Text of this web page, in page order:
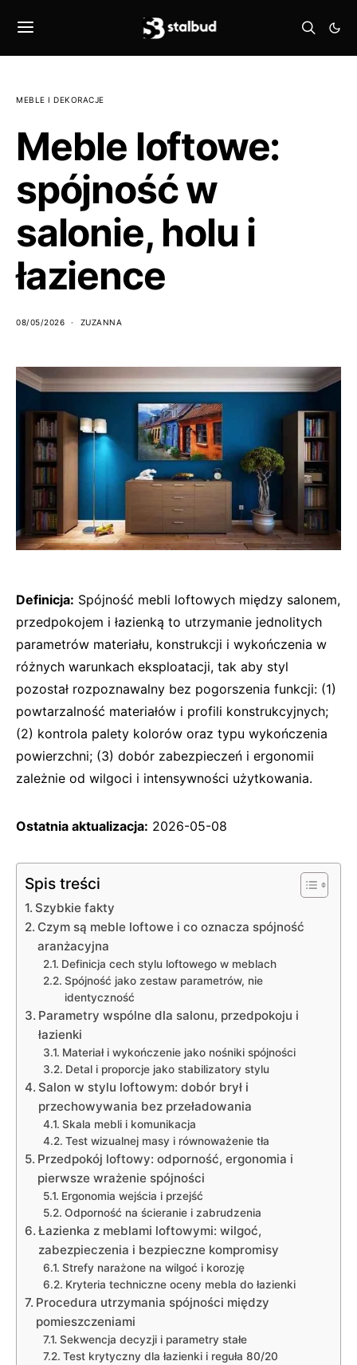
MEBLE I DEKORACJE
Meble loftowe:
spójność w
salonie, holu i
łazience
08/05/2026 ZUZANNA
Definicja: Spójność mebli loftowych między salonem,
przedpokojem i łazienką to utrzymanie jednolitych
parametrów materiału, konstrukcji i wykończenia w
różnych warunkach eksploatacji, tak aby styl
pozostał rozpoznawalny bez pogorszenia funkcji: (1)
powtarzalność materiałów i profili konstrukcyjnych;
(2) kontrola palety kolorów oraz typu wykończenia
powierzchni; (3) dobór zabezpieczeń i ergonomii
zależnie od wilgoci i intensywności użytkowania.
Ostatnia aktualizacja: 2026-05-08
Spis treści
Szybkie fakty
Czym są meble loftowe i co oznacza spójność
aranżacyjna
Definicja cech stylu loftowego w meblach
Spójność jako zestaw parametrów, nie
identyczność
Parametry wspólne dla salonu, przedpokoju i
łazienki
Materiał i wykończenie jako nośniki spójności
Detal i proporcje jako stabilizatory stylu
Salon w stylu loftowym: dobór brył i
przechowywania bez przeładowania
Skala mebli i komunikacja
Test wizualnej masy i równoważenie tła
Przedpokój loftowy: odporność, ergonomia i
pierwsze wrażenie spójności
Ergonomia wejścia i przejść
Odporność na ścieranie i zabrudzenia
Łazienka z meblami loftowymi: wilgoć,
zabezpieczenia i bezpieczne kompromisy
Strefy narażone na wilgoć i korozję
Kryteria techniczne oceny mebla do łazienki
Procedura utrzymania spójności między
pomieszczeniami
Sekwencja decyzji i parametry stałe
Test krytyczny dla łazienki i reguła 80/20